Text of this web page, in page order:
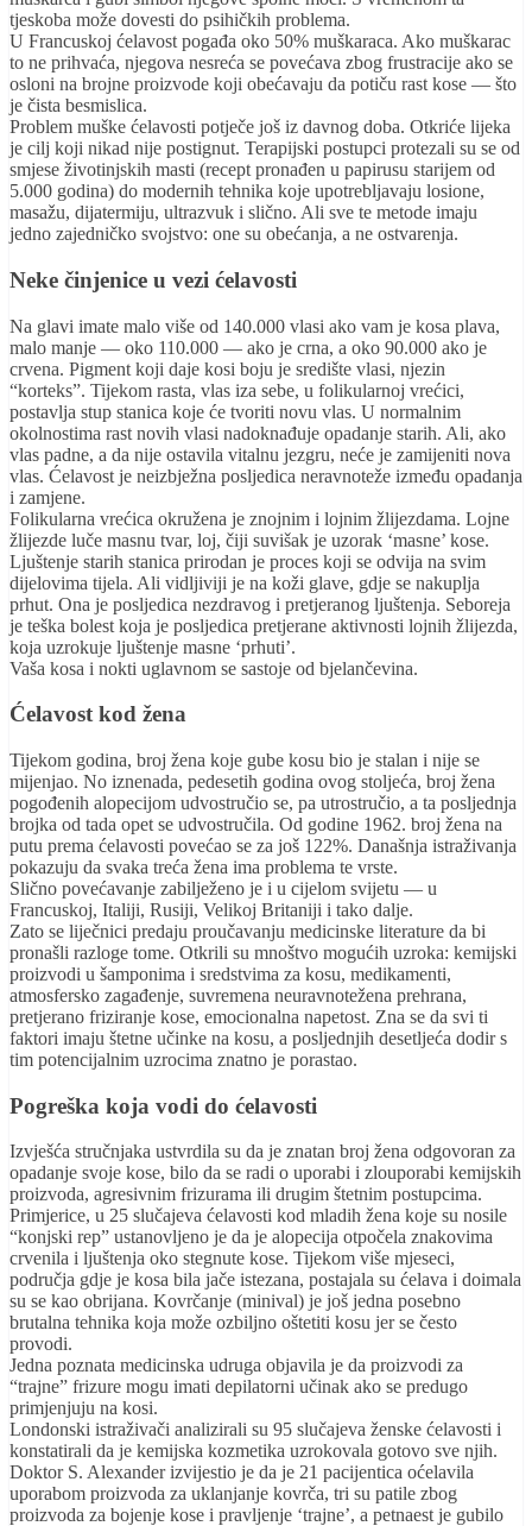
tjeskoba može dovesti do psihičkih problema.
U Francuskoj ćelavost pogađa oko 50% muškaraca. Ako muškarac
to ne prihvaća, njegova nesreća se povećava zbog frustracije ako se
osloni na brojne proizvode koji obećavaju da potiču rast kose — što
je čista besmislica.
Problem muške ćelavosti potječe još iz davnog doba. Otkriće lijeka
je cilj koji nikad nije postignut. Terapijski postupci protezali su se od
smjese životinjskih masti (recept pronađen u papirusu starijem od
5.000 godina) do modernih tehnika koje upotrebljavaju losione,
masažu, dijatermiju, ultrazvuk i slično. Ali sve te metode imaju
jedno zajedničko svojstvo: one su obećanja, a ne ostvarenja.
Neke činjenice u vezi ćelavosti
Na glavi imate malo više od 140.000 vlasi ako vam je kosa plava,
malo manje — oko 110.000 — ako je crna, a oko 90.000 ako je
crvena. Pigment koji daje kosi boju je središte vlasi, njezin
“korteks”. Tijekom rasta, vlas iza sebe, u folikularnoj vrećici,
postavlja stup stanica koje će tvoriti novu vlas. U normalnim
okolnostima rast novih vlasi nadoknađuje opadanje starih. Ali, ako
vlas padne, a da nije ostavila vitalnu jezgru, neće je zamijeniti nova
vlas. Ćelavost je neizbježna posljedica neravnoteže između opadanja
i zamjene.
Folikularna vrećica okružena je znojnim i lojnim žlijezdama. Lojne
žlijezde luče masnu tvar, loj, čiji suvišak je uzorak ‘masne’ kose.
Ljuštenje starih stanica prirodan je proces koji se odvija na svim
dijelovima tijela. Ali vidljiviji je na koži glave, gdje se nakuplja
prhut. Ona je posljedica nezdravog i pretjeranog ljuštenja. Seboreja
je teška bolest koja je posljedica pretjerane aktivnosti lojnih žlijezda,
koja uzrokuje ljuštenje masne ‘prhuti’.
Vaša kosa i nokti uglavnom se sastoje od bjelančevina.
Ćelavost kod žena
Tijekom godina, broj žena koje gube kosu bio je stalan i nije se
mijenjao. No iznenada, pedesetih godina ovog stoljeća, broj žena
pogođenih alopecijom udvostručio se, pa utrostručio, a ta posljednja
brojka od tada opet se udvostručila. Od godine 1962. broj žena na
putu prema ćelavosti povećao se za još 122%. Današnja istraživanja
pokazuju da svaka treća žena ima problema te vrste.
Slično povećavanje zabilježeno je i u cijelom svijetu — u
Francuskoj, Italiji, Rusiji, Velikoj Britaniji i tako dalje.
Zato se liječnici predaju proučavanju medicinske literature da bi
pronašli razloge tome. Otkrili su mnoštvo mogućih uzroka: kemijski
proizvodi u šamponima i sredstvima za kosu, medikamenti,
atmosfersko zagađenje, suvremena neuravnotežena prehrana,
pretjerano friziranje kose, emocionalna napetost. Zna se da svi ti
faktori imaju štetne učinke na kosu, a posljednjih desetljeća dodir s
tim potencijalnim uzrocima znatno je porastao.
Pogreška koja vodi do ćelavosti
Izvješća stručnjaka ustvrdila su da je znatan broj žena odgovoran za
opadanje svoje kose, bilo da se radi o uporabi i zlouporabi kemijskih
proizvoda, agresivnim frizurama ili drugim štetnim postupcima.
Primjerice, u 25 slučajeva ćelavosti kod mladih žena koje su nosile
“konjski rep” ustanovljeno je da je alopecija otpočela znakovima
crvenila i ljuštenja oko stegnute kose. Tijekom više mjeseci,
područja gdje je kosa bila jače istezana, postajala su ćelava i doimala
su se kao obrijana. Kovrčanje (minival) je još jedna posebno
brutalna tehnika koja može ozbiljno oštetiti kosu jer se često
provodi.
Jedna poznata medicinska udruga objavila je da proizvodi za
“trajne” frizure mogu imati depilatorni učinak ako se predugo
primjenjuju na kosi.
Londonski istraživači analizirali su 95 slučajeva ženske ćelavosti i
konstatirali da je kemijska kozmetika uzrokovala gotovo sve njih.
Doktor S. Alexander izvijestio je da je 21 pacijentica oćelavila
uporabom proizvoda za uklanjanje kovrča, tri su patile zbog
proizvoda za bojenje kose i pravljenje ‘trajne’, a petnaest je gubilo